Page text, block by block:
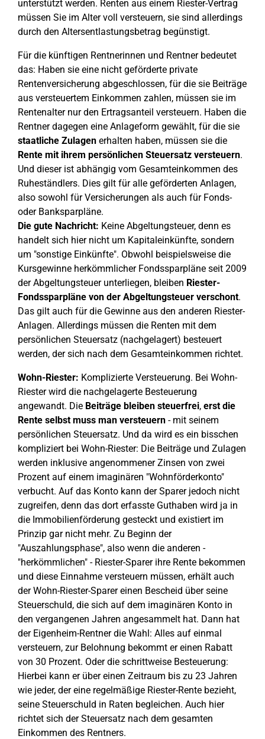
unterstützt werden. Renten aus einem Riester-Vertrag
müssen Sie im Alter voll versteuern, sie sind allerdings
durch den Altersentlastungsbetrag begünstigt.
Für die künftigen Rentnerinnen und Rentner bedeutet
das: Haben sie eine nicht geförderte private
Rentenversicherung abgeschlossen, für die sie Beiträge
aus versteuertem Einkommen zahlen, müssen sie im
Rentenalter nur den Ertragsanteil versteuern. Haben die
Rentner dagegen eine Anlageform gewählt, für die sie
staatliche Zulagen erhalten haben, müssen sie die
Rente mit ihrem persönlichen Steuersatz versteuern.
Und dieser ist abhängig vom Gesamteinkommen des
Ruheständlers. Dies gilt für alle geförderten Anlagen,
also sowohl für Versicherungen als auch für Fonds-
oder Banksparpläne.
Die gute Nachricht: Keine Abgeltungsteuer, denn es
handelt sich hier nicht um Kapitaleinkünfte, sondern
um "sonstige Einkünfte". Obwohl beispielsweise die
Kursgewinne herkömmlicher Fondssparpläne seit 2009
der Abgeltungsteuer unterliegen, bleiben Riester-
Fondssparpläne von der Abgeltungsteuer verschont.
Das gilt auch für die Gewinne aus den anderen Riester-
Anlagen. Allerdings müssen die Renten mit dem
persönlichen Steuersatz (nachgelagert) besteuert
werden, der sich nach dem Gesamteinkommen richtet.
Wohn-Riester: Komplizierte Versteuerung. Bei Wohn-
Riester wird die nachgelagerte Besteuerung
angewandt. Die Beiträge bleiben steuerfrei, erst die
Rente selbst muss man versteuern - mit seinem
persönlichen Steuersatz. Und da wird es ein bisschen
kompliziert bei Wohn-Riester: Die Beiträge und Zulagen
werden inklusive angenommener Zinsen von zwei
Prozent auf einem imaginären "Wohnförderkonto"
verbucht. Auf das Konto kann der Sparer jedoch nicht
zugreifen, denn das dort erfasste Guthaben wird ja in
die Immobilienförderung gesteckt und existiert im
Prinzip gar nicht mehr. Zu Beginn der
"Auszahlungsphase", also wenn die anderen -
"herkömmlichen" - Riester-Sparer ihre Rente bekommen
und diese Einnahme versteuern müssen, erhält auch
der Wohn-Riester-Sparer einen Bescheid über seine
Steuerschuld, die sich auf dem imaginären Konto in
den vergangenen Jahren angesammelt hat. Dann hat
der Eigenheim-Rentner die Wahl: Alles auf einmal
versteuern, zur Belohnung bekommt er einen Rabatt
von 30 Prozent. Oder die schrittweise Besteuerung:
Hierbei kann er über einen Zeitraum bis zu 23 Jahren
wie jeder, der eine regelmäßige Riester-Rente bezieht,
seine Steuerschuld in Raten begleichen. Auch hier
richtet sich der Steuersatz nach dem gesamten
Einkommen des Rentners.